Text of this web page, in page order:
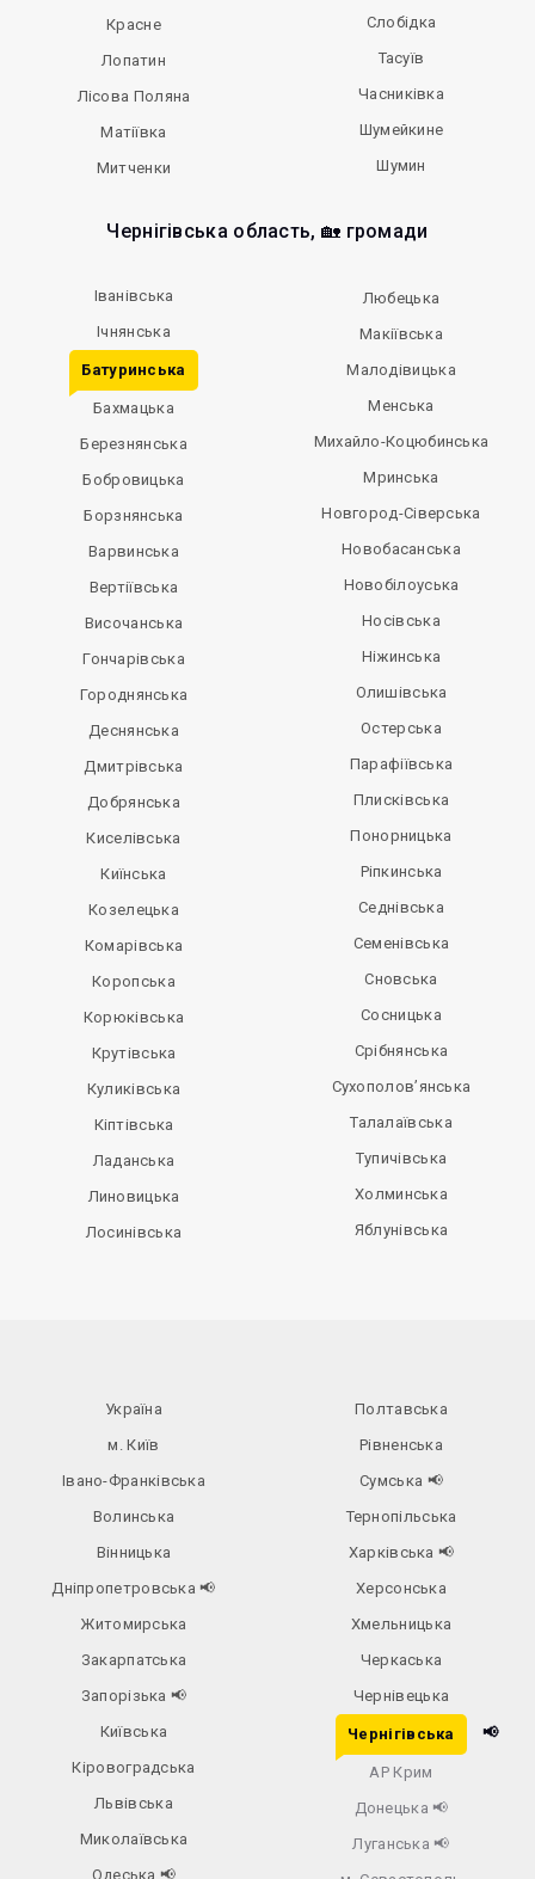
Красне
Лопатин
Лісова Поляна
Матіївка
Митченки
Слобідка
Тасуїв
Часниківка
Шумейкине
Шумин
Чернігівська область, 🏡 громади
Іванівська
Ічнянська
Батуринська
Бахмацька
Березнянська
Бобровицька
Борзнянська
Варвинська
Вертіївська
Височанська
Гончарівська
Городнянська
Деснянська
Дмитрівська
Добрянська
Киселівська
Киїнська
Козелецька
Комарівська
Коропська
Корюківська
Крутівська
Куликівська
Кіптівська
Ладанська
Линовицька
Лосинівська
Любецька
Макіївська
Малодівицька
Менська
Михайло-Коцюбинська
Мринська
Новгород-Сіверська
Новобасанська
Новобілоуська
Носівська
Ніжинська
Олишівська
Остерська
Парафіївська
Плисківська
Понорницька
Ріпкинська
Седнівська
Семенівська
Сновська
Сосницька
Срібнянська
Сухополов’янська
Талалаївська
Тупичівська
Холминська
Яблунівська
Україна
м. Київ
Івано-Франківська
Волинська
Вінницька
Дніпропетровська📢
Житомирська
Закарпатська
Запорізька 📢
Київська
Кіровоградська
Львівська
Миколаївська
Одеська📢
Полтавська
Рівненська
Сумська 📢
Тернопільська
Харківська 📢
Херсонська
Хмельницька
Черкаська
Чернівецька
Чернігівська 📢
АР Крим
Донецька 📢
Луганська 📢